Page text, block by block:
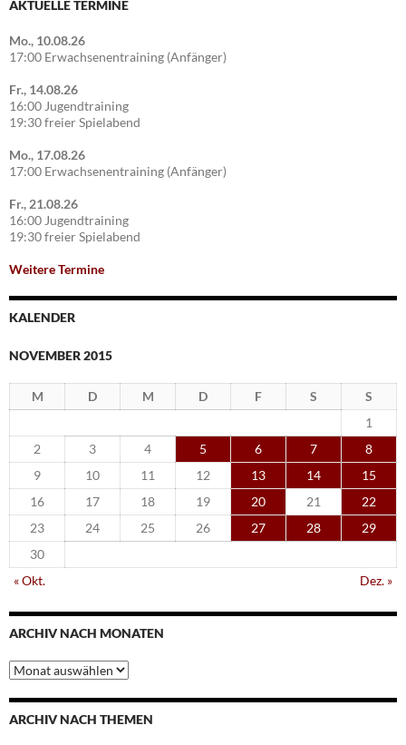
AKTUELLE TERMINE
Mo., 10.08.26
17:00 Erwachsenentraining (Anfänger)
Fr., 14.08.26
16:00 Jugendtraining
19:30 freier Spielabend
Mo., 17.08.26
17:00 Erwachsenentraining (Anfänger)
Fr., 21.08.26
16:00 Jugendtraining
19:30 freier Spielabend
Weitere Termine
KALENDER
NOVEMBER 2015
M D M D F S
S
1
2
3 4 5 6 7
8
9
10 11 12 13 14
15
16
17 18 19 20 21
22
23
24 25 26 27 28
29
30
« Okt.
Dez. »
ARCHIV NACH MONATEN
Archiv
nach
Monaten
ARCHIV NACH THEMEN